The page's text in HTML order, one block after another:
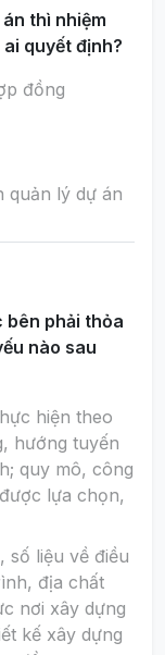
thì nhiệm
quyết định?
đồng
quản lý dự án
bên phải thỏa
nào sau
hiện theo
hướng tuyến
quy mô, công
lựa chọn,
số liệu về điều
địa chất
nơi xây dựng
kế xây dựng